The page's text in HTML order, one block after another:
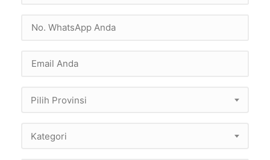
Pilih Provinsi
Kategori